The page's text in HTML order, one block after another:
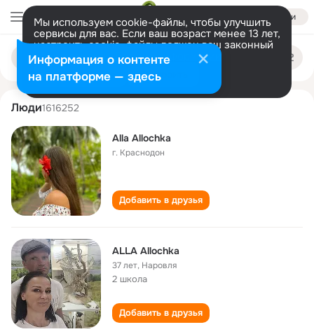
Войти
Мы используем cookie-файлы, чтобы улучшить
сервисы для вас. Если ваш возраст менее 13 лет,
настроить cookie-файлы должен ваш законный
представитель. Больше информации
Разрешить все Настроить
Поиск
людям
alla alochka
Люди1616252
Alla Allochka
г. Краснодон
Добавить в друзья
ALLA Allochka
37 лет, Наровля
2 школа
Добавить в друзья
Информация о контенте
на платформе — здесь